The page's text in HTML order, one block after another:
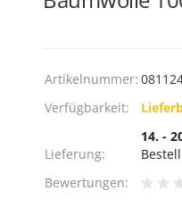
Artikelnummer:
Verfügbarkeit:
Lieferung:
14. -
Bewertungen: